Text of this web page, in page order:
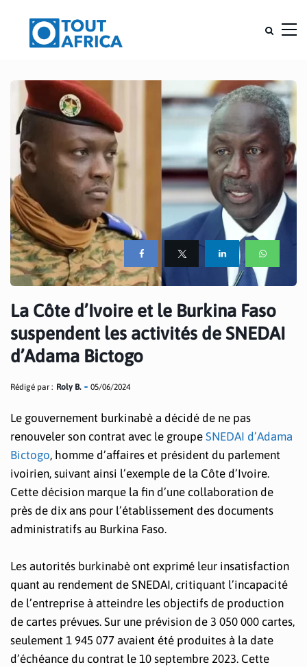
La Côte d’Ivoire et le Burkina Faso
suspendent les activités de SNEDAI
d’Adama Bictogo
Rédigé par : Roly B. 05/06/2024
Le gouvernement burkinabè a décidé de ne pas
renouveler son contrat avec le groupe SNEDAI d’Adama
Bictogo, homme d’affaires et président du parlement
ivoirien, suivant ainsi l’exemple de la Côte d’Ivoire.
Cette décision marque la fin d’une collaboration de
près de dix ans pour l’établissement des documents
administratifs au Burkina Faso.
Les autorités burkinabè ont exprimé leur insatisfaction
quant au rendement de SNEDAI, critiquant l’incapacité
de l’entreprise à atteindre les objectifs de production
de cartes prévues. Sur une prévision de 3 050 000 cartes,
seulement 1 945 077 avaient été produites à la date
d’échéance du contrat le 10 septembre 2023. Cette